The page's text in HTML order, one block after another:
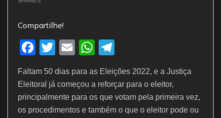
Compartilhe!
F
a
c
e
b
T
w
itt
er
E
ai
l
W
h
at
s
A
el
e
gr
a
Faltam 50 dias para as Eleições 2022, e a Justiça
Eleitoral já começou a reforçar para o eleitor,
principalmente para os que votam pela primeira vez,
os procedimentos e também o que o eleitor pode ou